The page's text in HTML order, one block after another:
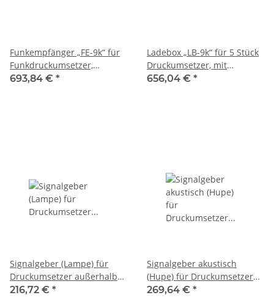
Funkempfänger „FE-9k“ für
Funkdruckumsetzer,
Anzeige auf externen PC-
693,84 € *
Ladebox „LB-9k“ für 5 Stück
Druckumsetzer, mit
Ladegerät (Steckernetzteil)
656,04 € *
Signalgeber (Lampe) für
Druckumsetzer außerhalb
des Sendebereiches,
216,72 € *
Signalgeber akustisch
(Hupe) für Druckumsetzer
außerhalb des
269,64 € *